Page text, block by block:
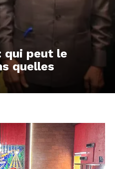
qui peut le
quelles